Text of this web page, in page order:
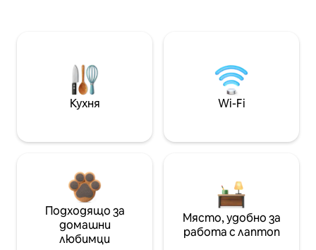
Кухня Wi-Fi
Подходящо за
домашни
любимци
Място, удобно за
работа с лаптоп